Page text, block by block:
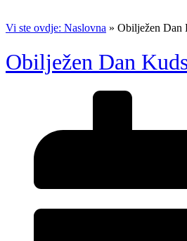
Vi ste ovdje: Naslovna » Obilježen Dan
Obilježen Dan